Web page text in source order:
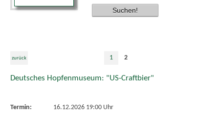
zurück 1 2
Deutsches Hopfenmuseum: "US-Craftbier"
Termin:
16.12.2026 19:00 Uhr